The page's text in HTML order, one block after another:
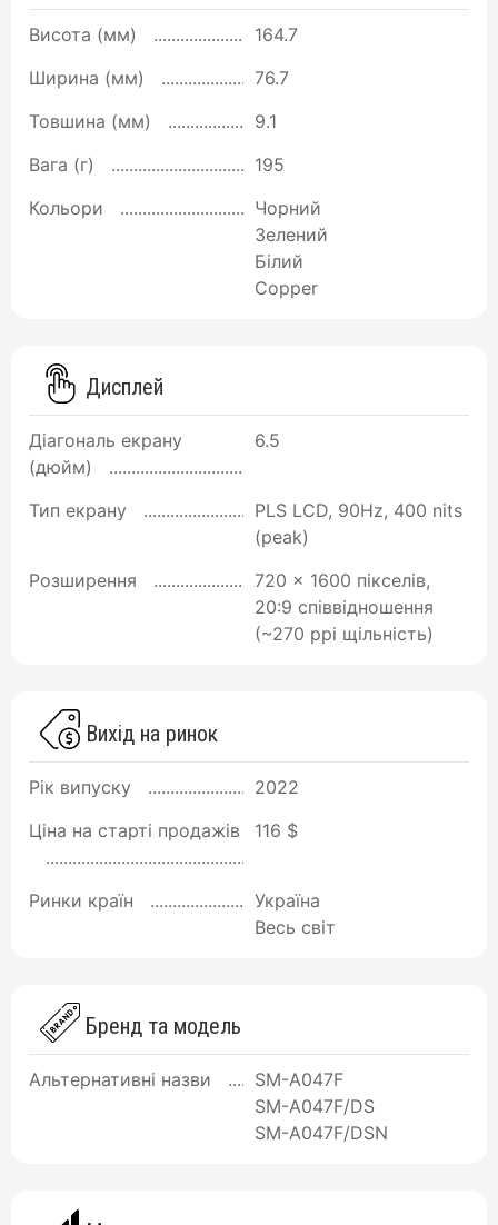
Висота (мм)
164.7
Ширина (мм)
76.7
Товшина (мм)
9.1
Вага (г)
195
Кольори
Чорний
Зелений
Білий
Copper
Дисплей
Діагональ екрану
(дюйм)
6.5
Тип екрану
PLS LCD, 90Hz, 400 nits
(peak)
Розширення
720 x 1600 пікселів,
20:9 співвідношення
(~270 ppi щільність)
Вихід на ринок
Рік випуску
2022
Ціна на старті продажів
116 $
Ринки країн
Україна
Весь світ
Бренд та модель
Альтернативні назви
SM-A047F
SM-A047F/DS
SM-A047F/DSN